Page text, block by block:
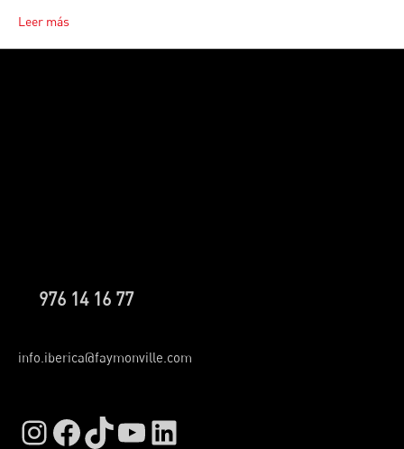
Leer más
976 14 16 77
info.iberica@faymonville.com
Instagram
Facebook
TikTok
YouTube
LinkedIn